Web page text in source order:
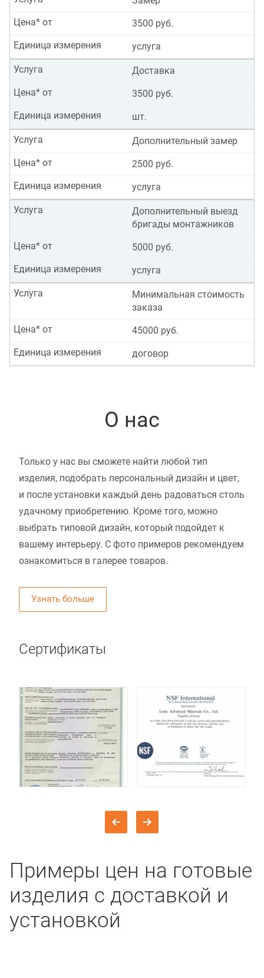
3500 руб.
Цена* от
услуга
Единица измерения
Доставка
Услуга
3500 руб.
Цена* от
шт.
Единица измерения
Дополнительный замер
Услуга
2500 руб.
Цена* от
услуга
Единица измерения
Дополнительный выезд
бригады монтажников
Услуга
5000 руб.
Цена* от
услуга
Единица измерения
Минимальная стоимость
заказа
Услуга
45000 руб.
Цена* от
договор
Единица измерения
О нас
Только у нас вы сможете найти любой тип
изделия, подобрать персональный дизайн и цвет,
и после установки каждый день радоваться столь
удачному приобретению. Кроме того, можно
выбрать типовой дизайн, который подойдет к
вашему интерьеру. С фото примеров рекомендуем
ознакомиться в галерее товаров.
Узнать больше
Сертификаты
Примеры цен на готовые
изделия с доставкой и
установкой